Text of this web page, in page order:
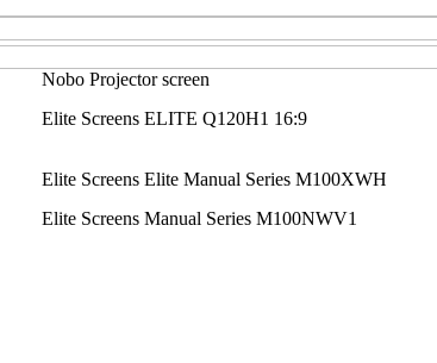
Nobo Projector screen
Elite Screens ELITE Q120H1 16:9
Elite Screens Elite Manual Series M100XWH
Elite Screens Manual Series M100NWV1